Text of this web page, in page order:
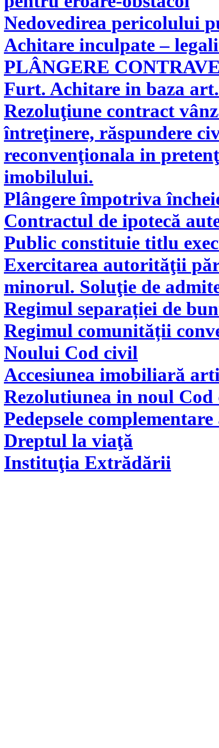
Nedovedirea pericolului
Achitare inculpate –
PLÂNGERE
Furt. Achitare in baza
Rezoluţiune contract
întreţinere, răspundere
reconvenţionala in
imobilului.
Plângere împotriva
Contractul de ipotecă
Public constituie titlu
Exercitarea autorităţii
minorul. Soluţie de
Regimul separației de
Regimul comunității
Noului Cod civil
Accesiunea imobiliară
Rezolutiunea in noul
Pedepsele
Dreptul la viaţă
Instituţia Extrădării